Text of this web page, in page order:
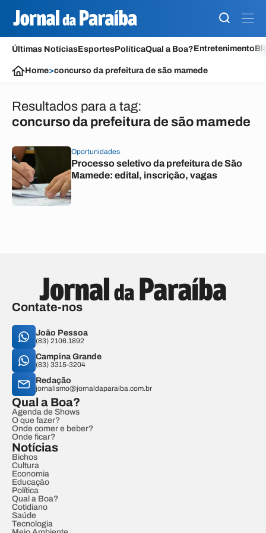
Últimas NotíciasEsportesPolíticaQual a Boa?Entretenimento
Home>concurso da prefeitura de são mamede
Resultados para a tag:
concurso da prefeitura de são mamede
Oportunidades
Processo seletivo da prefeitura de São
Mamede: edital, inscrição, vagas
Contate-nos
João Pessoa
(83) 2106.1892
Campina Grande
(83) 3315-3204
Redação
jornalismo@jornaldaparaiba.com.br
Qual a Boa?
Agenda de Shows
O que fazer?
Onde comer e beber?
Onde ficar?
Notícias
Bichos
Cultura
Economia
Educação
Política
Qual a Boa?
Cotidiano
Saúde
Tecnologia